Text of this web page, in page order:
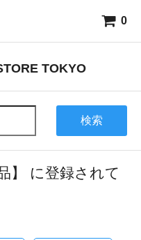
0
TOKYO
検索
】 に登録されて